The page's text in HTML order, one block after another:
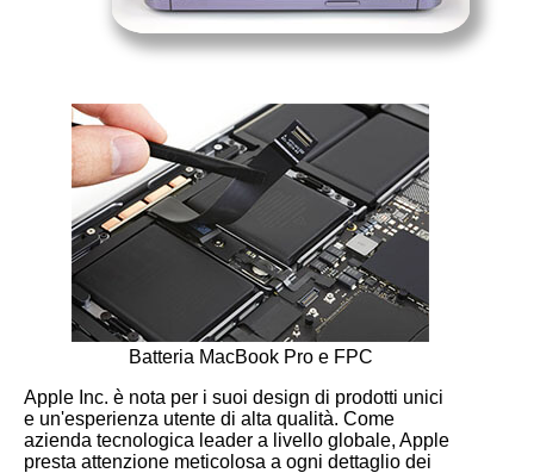
Batteria MacBook Pro e FPC
Apple Inc. è nota per i suoi design di prodotti unici
e un'esperienza utente di alta qualità. Come
azienda tecnologica leader a livello globale, Apple
presta attenzione meticolosa a ogni dettaglio dei